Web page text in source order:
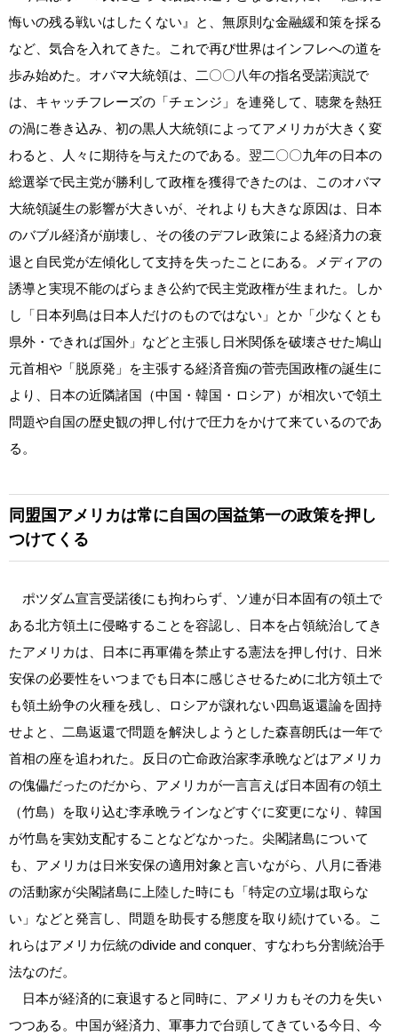
悔いの残る戦いはしたくない』と、無原則な金融緩和策を採る
など、気合を入れてきた。これで再び世界はインフレへの道を
歩み始めた。オバマ大統領は、二〇〇八年の指名受諾演説で
は、キャッチフレーズの「チェンジ」を連発して、聴衆を熱狂
の渦に巻き込み、初の黒人大統領によってアメリカが大きく変
わると、人々に期待を与えたのである。翌二〇〇九年の日本の
総選挙で民主党が勝利して政権を獲得できたのは、このオバマ
大統領誕生の影響が大きいが、それよりも大きな原因は、日本
のバブル経済が崩壊し、その後のデフレ政策による経済力の衰
退と自民党が左傾化して支持を失ったことにある。メディアの
誘導と実現不能のばらまき公約で民主党政権が生まれた。しか
し「日本列島は日本人だけのものではない」とか「少なくとも
県外・できれば国外」などと主張し日米関係を破壊させた鳩山
元首相や「脱原発」を主張する経済音痴の菅売国政権の誕生に
より、日本の近隣諸国（中国・韓国・ロシア）が相次いで領土
問題や自国の歴史観の押し付けで圧力をかけて来ているのであ
る。
同盟国アメリカは常に自国の国益第一の政策を押し
つけてくる
ポツダム宣言受諾後にも拘わらず、ソ連が日本固有の領土で
ある北方領土に侵略することを容認し、日本を占領統治してき
たアメリカは、日本に再軍備を禁止する憲法を押し付け、日米
安保の必要性をいつまでも日本に感じさせるために北方領土で
も領土紛争の火種を残し、ロシアが譲れない四島返還論を固持
せよと、二島返還で問題を解決しようとした森喜朗氏は一年で
首相の座を追われた。反日の亡命政治家李承晩などはアメリカ
の傀儡だったのだから、アメリカが一言言えば日本固有の領土
（竹島）を取り込む李承晩ラインなどすぐに変更になり、韓国
が竹島を実効支配することなどなかった。尖閣諸島について
も、アメリカは日米安保の適用対象と言いながら、八月に香港
の活動家が尖閣諸島に上陸した時にも「特定の立場は取らな
い」などと発言し、問題を助長する態度を取り続けている。こ
れらはアメリカ伝統のdivide and conquer、すなわち分割統治手
法なのだ。
日本が経済的に衰退すると同時に、アメリカもその力を失い
つつある。中国が経済力、軍事力で台頭してきている今日、今